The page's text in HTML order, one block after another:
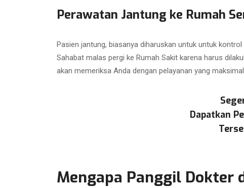
Perawatan Jantung ke Rumah
Pasien jantung, biasanya diharuskan untuk untuk
Sahabat malas pergi ke Rumah Sakit karena harus
akan memeriksa Anda dengan pelayanan yang
Dapatkan
Mengapa Panggil Dokter